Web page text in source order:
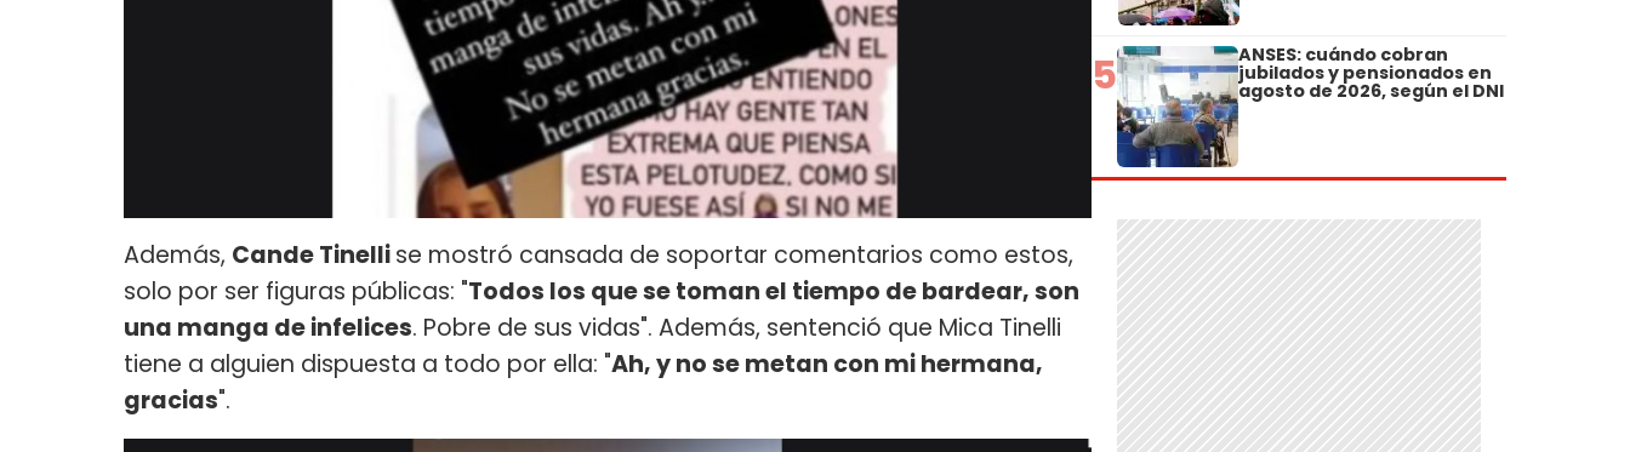
Además, Cande Tinellise mostró cansada de soportar comentarios como estos,
solo por ser figuras públicas: "Todos los que se toman el tiempo de bardear, son
una manga de infelices. Pobre de sus vidas". Además, sentenció que Mica Tinelli
tiene a alguien dispuesta a todo por ella: "Ah, y no se metan con mi hermana,
gracias".
5 ANSES: cuándo cobran
jubilados y pensionados en
agosto de 2026, según el DNI